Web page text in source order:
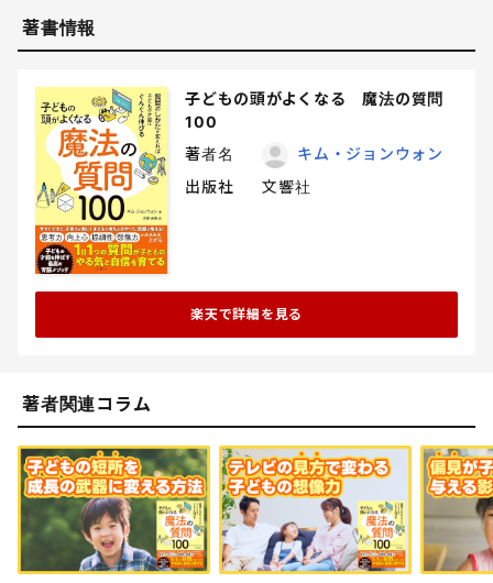
著書情報
子どもの頭がよくなる 魔法の質問
100
著者名
キム・ジョンウォン
出版社
文響社
楽天で詳細を見る
著者関連コラム